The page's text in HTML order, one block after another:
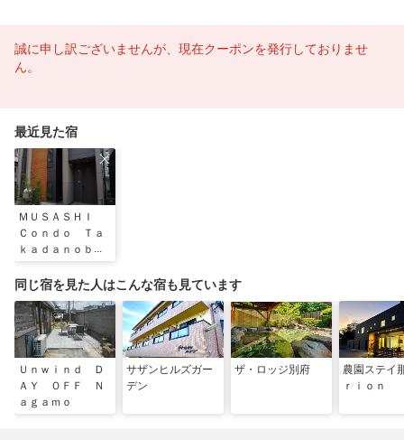
誠に申し訳ございませんが、現在クーポンを発行しておりませ
ん。
最近見た宿
ＭＵＳＡＳＨＩ
Ｃｏｎｄｏ Ｔａ
ｋａｄａｎｏｂａ
同じ宿を見た人はこんな宿も見ています
Ｕｎｗｉｎｄ Ｄ
ＡＹ ＯＦＦ Ｎ
ａｇａｍｏ
サザンヒルズガー
デン
ザ・ロッジ別府
農園ステイ
ｒｉｏｎ